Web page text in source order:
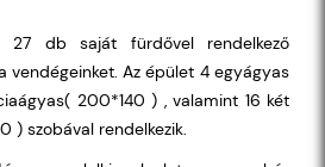
27 db saját fürdővel rendelkező
vendégeinket. Az épület 4 egyágyas
200*140 ) , valamint 16 két
) szobával rendelkezik.